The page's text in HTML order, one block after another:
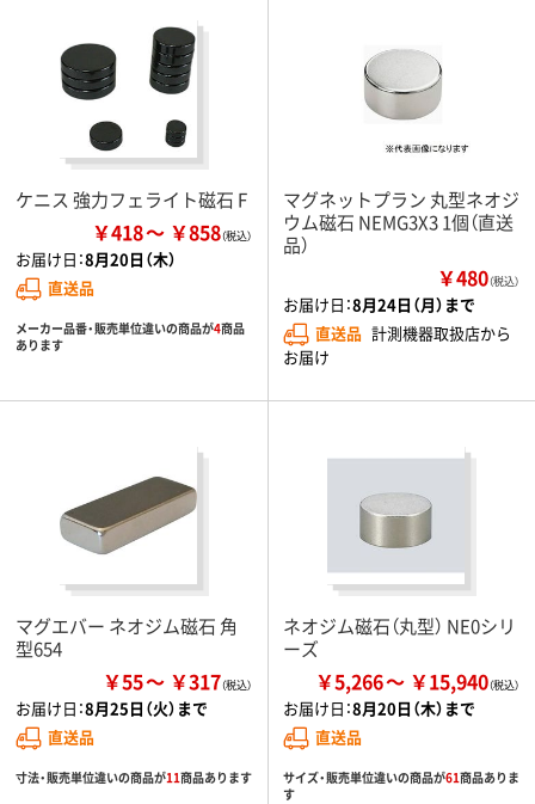
ケニス 強力フェライト磁石 F
￥418 ￥858
お届け日：8月20日（木）
直送品
メーカー品番・販売単位違いの商品が4商品
あります
マグネットプラン 丸型ネオジ
ウム磁石 NEMG3X3 1個（直送
品）
￥480（税込）
お届け日：8月24日（月）まで
直送品 計測機器取扱店から
お届け
マグエバー ネオジム磁石 角
型654
￥55 ￥317
お届け日：8月25日（火）まで
直送品
寸法・販売単位違いの商品が11商品あります
ネオジム磁石（丸型） NE0シリ
ーズ
￥5,266 ￥15,940
お届け日：8月20日（木）まで
直送品
サイズ・販売単位違いの商品が61商品ありま
す